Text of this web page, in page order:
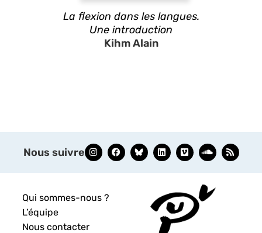
La flexion dans les langues.
Une introduction
Kihm Alain
Nous suivre
Qui sommes-nous ?
L’équipe
Nous contacter